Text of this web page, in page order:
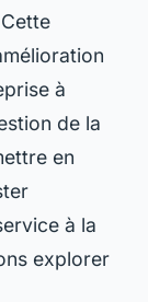
à
de la
en
à la
explorer